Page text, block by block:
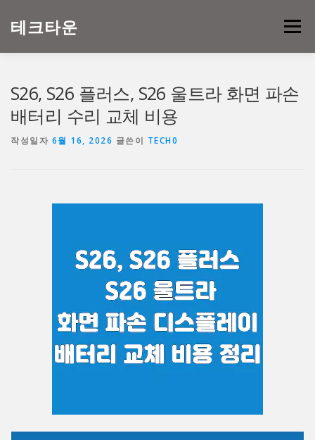
테크타운 메뉴
S26, S26 플러스, S26 울트라 화면 파손
배터리 수리 교체 비용
작성일자 6월 16, 2026 글쓴이 TECH0